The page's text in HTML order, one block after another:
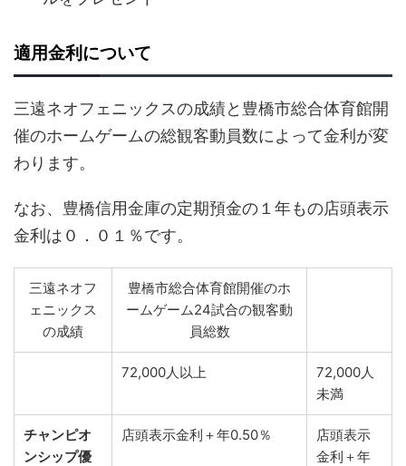
適用金利について
三遠ネオフェニックスの成績と豊橋市総合体育館開
催のホームゲームの総観客動員数によって金利が変
わります。
なお、豊橋信用金庫の定期預金の１年もの店頭表示
金利は０．０１％です。
三遠ネオフ
ェニックス
の成績
豊橋市総合体育館開催のホ
ームゲーム24試合の観客動
員総数
72,000人以上
72,000人
未満
チャンピオ
ンシップ優
店頭表示金利＋年0.50％
店頭表示
金利＋年